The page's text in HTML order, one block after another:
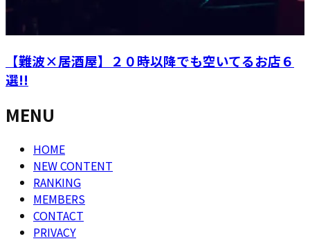
【難波×居酒屋】２０時以降でも空いてるお店６
選!!
MENU
HOME
NEW CONTENT
RANKING
MEMBERS
CONTACT
PRIVACY